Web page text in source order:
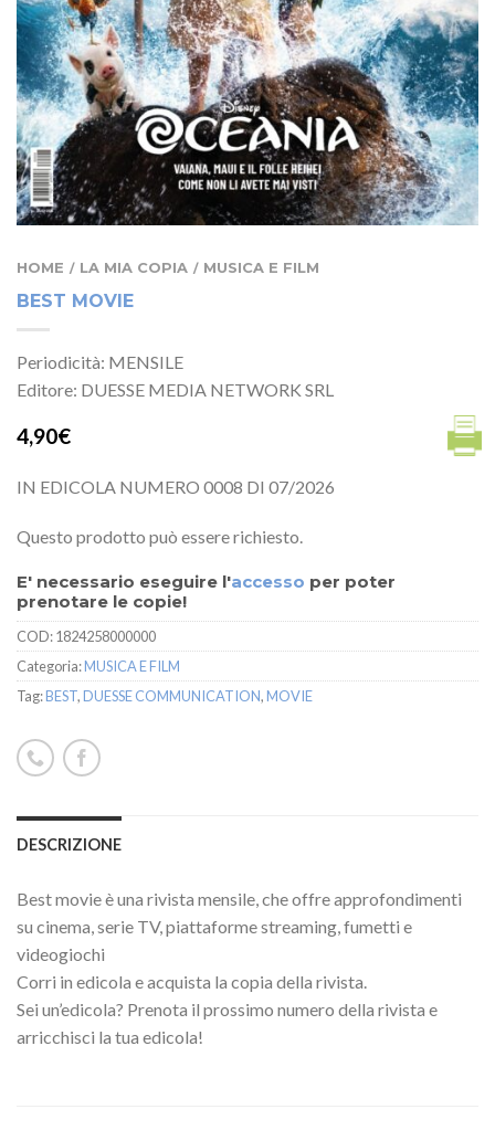
HOME / LA MIA COPIA / MUSICA E FILM
BEST MOVIE
Periodicità: MENSILE
Editore: DUESSE MEDIA NETWORK SRL
4,90€
IN EDICOLA NUMERO 0008 DI 07/2026
Questo prodotto può essere richiesto.
E' necessario eseguire l'accesso per poter
prenotare le copie!
COD:1824258000000
Categoria:MUSICA E FILM
Tag:BEST,DUESSE COMMUNICATION,MOVIE
DESCRIZIONE
Best movie è una rivista mensile, che offre approfondimenti
su cinema, serie TV, piattaforme streaming, fumetti e
videogiochi
Corri in edicola e acquista la copia della rivista.
Sei un’edicola? Prenota il prossimo numero della rivista e
arricchisci la tua edicola!